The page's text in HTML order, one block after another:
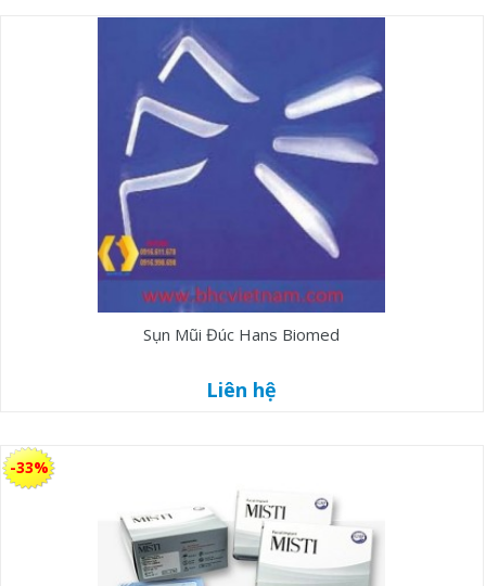
Sụn Mũi Đúc Hans Biomed
Liên hệ
-33%